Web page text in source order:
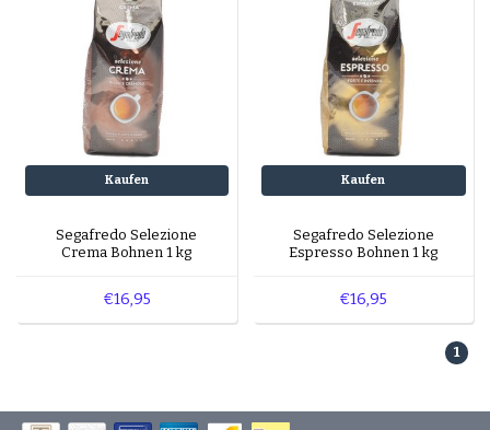
Kaufen
Segafredo Selezione
Crema Bohnen 1 kg
€16,95
Kaufen
Segafredo Selezione
Espresso Bohnen 1 kg
€16,95
1